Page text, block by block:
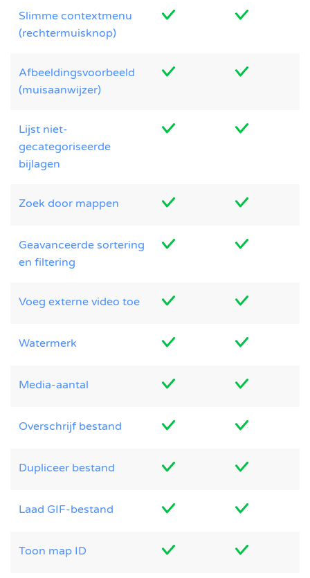
Slimme contextmenu
(rechtermuisknop)
Afbeeldingsvoorbeeld
(muisaanwijzer)
Lijst niet-
gecategoriseerde
bijlagen
Zoek door mappen
Geavanceerde sortering
en filtering
Voeg externe video toe
Watermerk
Media-aantal
Overschrijf bestand
Dupliceer bestand
Laad GIF-bestand
Toon map ID